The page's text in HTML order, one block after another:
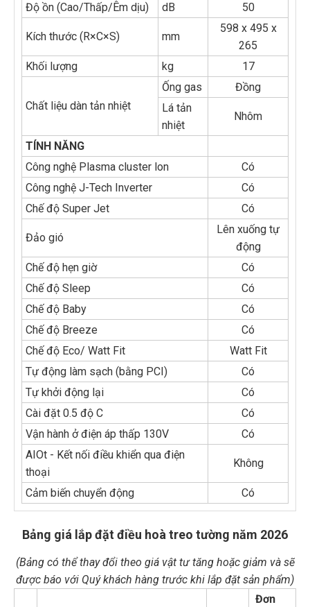
Độ ồn (Cao/Thấp/Êm dịu)
dB 50
Kích thước (R×C×S) mm
598 x 495 x
265
Khối lượng
kg 17
Chất liệu dàn tản nhiệt
Ống gas
Đồng
Lá tản
nhiệt
Nhôm
TÍNH NĂNG
Công nghệ Plasma cluster lon
Có
Công nghệ J-Tech Inverter
Có
Chế độ Super Jet
Có
Đảo gió
Lên xuống tự
động
Chế độ hẹn giờ
Có
Chế độ Sleep
Có
Chế độ Baby
Có
Chế độ Breeze
Có
Chế độ Eco/ Watt Fit
Watt Fit
Tự động làm sạch (bằng PCI)
Có
Tự khởi động lại
Có
Cài đặt 0.5 độ C
Có
Vận hành ở điện áp thấp 130V
Có
AIOt - Kết nối điều khiển qua điện
thoại
Không
Cảm biến chuyển động Có
Bảng giá lắp đặt điều hoà treo tường năm 2026
(Bảng có thể thay đổi theo giá vật tư tăng hoặc giảm và sẽ
được báo với Quý khách hàng trước khi lắp đặt sản phẩm)
Đơn